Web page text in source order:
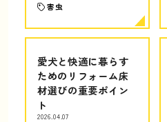
害虫
愛犬と快適に暮らす
ためのリフォーム床
材選びの重要ポイン
ト
2026.04.07